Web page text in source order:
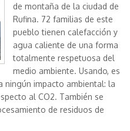
de montaña de la ciudad de
Rufina. 72 familias de este
pueblo tienen calefacción y
agua caliente de una forma
totalmente respetuosa del
medio ambiente. Usando, es
ningún impacto ambiental: la
al CO2. También se
de residuos de